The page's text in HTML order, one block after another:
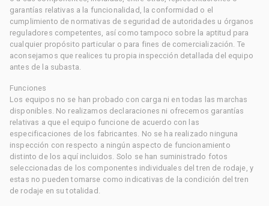
garantías relativas a la funcionalidad, la conformidad o el
cumplimiento de normativas de seguridad de autoridades u órganos
reguladores competentes, así como tampoco sobre la aptitud para
cualquier propósito particular o para fines de comercialización. Te
aconsejamos que realices tu propia inspección detallada del equipo
antes de la subasta.
Funciones
Los equipos no se han probado con carga ni en todas las marchas
disponibles. No realizamos declaraciones ni ofrecemos garantías
relativas a que el equipo funcione de acuerdo con las
especificaciones de los fabricantes. No se ha realizado ninguna
inspección con respecto a ningún aspecto de funcionamiento
distinto de los aquí incluidos. Solo se han suministrado fotos
seleccionadas de los componentes individuales del tren de rodaje, y
estas no pueden tomarse como indicativas de la condición del tren
de rodaje en su totalidad.